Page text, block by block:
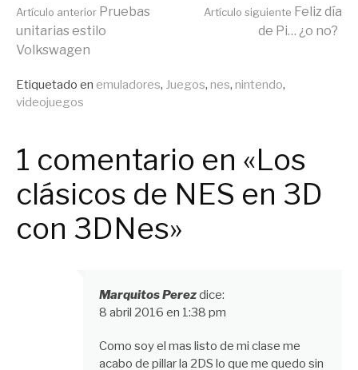
Seguir
leyendo
Artículo anterior Pruebas
unitarias estilo
Volkswagen
Artículo siguiente Feliz día
de Pi… ¿o no?
Publicado
en
Etiquetado en emuladores, Juegos, nes, nintendo,
videojuegos
1 comentario en «Los
clásicos de NES en 3D
con 3DNes»
Marquitos Perezdice:
8 abril 2016 en 1:38 pm
Como soy el mas listo de mi clase me
acabo de pillar la 2DS lo que me quedo sin